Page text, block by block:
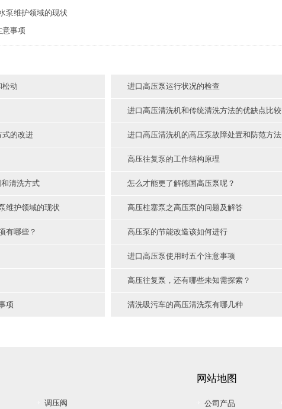
泵维护领域的现状
意事项
松动 进口高压泵运行状况的检查
进口高压清洗机和传统清洗方法的优缺点比较
式的改进 进口高压清洗机的高压泵故障处置和防范方法
高压往复泵的工作结构原理
清洗方式 怎么才能更了解德国高压泵呢？
维护领域的现状 高压柱塞泵之高压泵的问题及解答
有哪些？ 高压泵的节能改造该如何进行
进口高压泵使用时五个注意事项
高压往复泵，还有哪些未知需探索？
项 清洗吸污车的高压清洗泵有哪几种
调压阀
网站地图
公司产品